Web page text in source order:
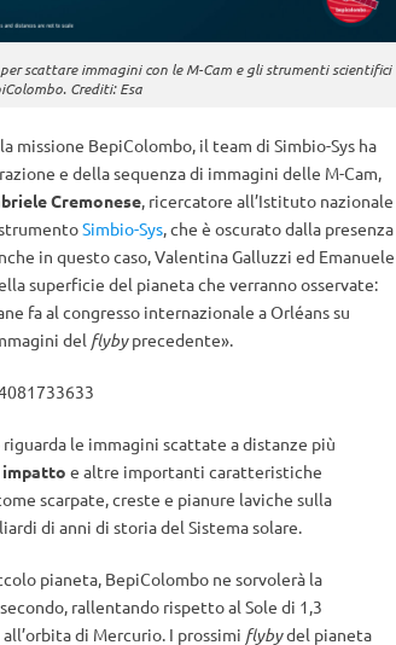
scattare immagini con le M-Cam e gli strumenti scientifici
Crediti: Esa
missione BepiColombo, il team di Simbio-Sys ha
e della sequenza di immagini delle M-Cam,
Cremonese, ricercatore all’Istituto nazionale
Simbio-Sys, che è oscurato dalla presenza
in questo caso, Valentina Galluzzi ed Emanuele
superficie del pianeta che verranno osservate:
fa al congresso internazionale a Orléans su
del flybyprecedente».
le immagini scattate a distanze più
impatto e altre importanti caratteristiche
scarpate, creste e pianure laviche sulla
di anni di storia del Sistema solare.
pianeta, BepiColombo ne sorvolerà la
rallentando rispetto al Sole di 1,3
di Mercurio. I prossimi flybydel pianeta